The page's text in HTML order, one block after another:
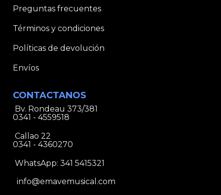
Preguntas frecuentes
Términos y condiciones
Políticas de devolución
Envíos
CONTACTANOS
Bv. Rondeau 373/381
0341 - 4559518
Callao 22
0341 - 4360270
WhatsApp: 341 5415321
info@emavemusical.com